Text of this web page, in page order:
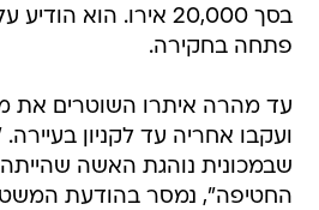
בסך 20,000 אירו. הוא
פתחה בחקירה.
עד מהרה איתרו השוטרים את
ועקבו אחריה עד לקניון
שבמכונית נוהגת האשה
החטיפה", נמסר בהודעת